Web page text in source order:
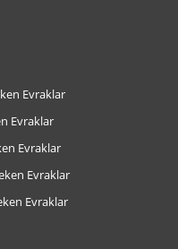
Evraklar
Evraklar
Evraklar
Evraklar
Evraklar